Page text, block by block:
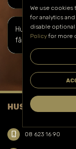
Hur kan jag boka
få en
HUSTOMTAR
phone_iphone 08 623 16 90
We use cookies
for analytics
disable
Policyfor more